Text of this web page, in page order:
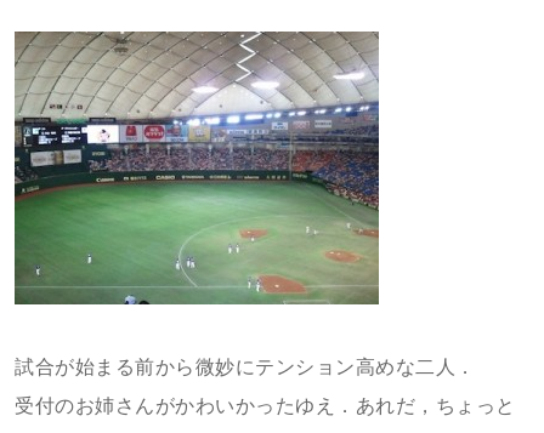
試合が始まる前から微妙にテンション高めな二人．
受付のお姉さんがかわいかったゆえ．あれだ，ちょっと